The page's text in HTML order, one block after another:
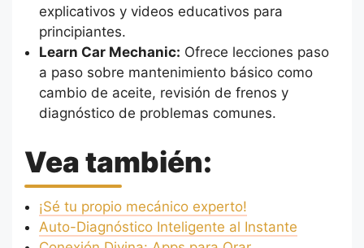
explicativos y videos educativos para
principiantes.
Learn Car Mechanic: Ofrece lecciones paso
a paso sobre mantenimiento básico como
cambio de aceite, revisión de frenos y
diagnóstico de problemas comunes.
Vea también:
¡Sé tu propio mecánico experto!
Auto-Diagnóstico Inteligente al Instante